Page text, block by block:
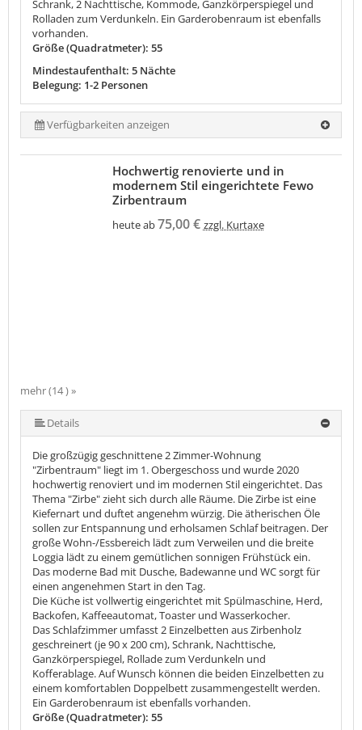
Schrank, 2 Nachttische, Kommode, Ganzkörperspiegel und
Rolladen zum Verdunkeln. Ein Garderobenraum ist ebenfalls
vorhanden.
Größe (Quadratmeter): 55
Mindestaufenthalt: 5 Nächte
Belegung: 1-2 Personen
Verfügbarkeiten anzeigen
mehr (14 ) »
mehr (14 ) »
mehr (14 ) »
mehr (14 ) »
mehr (14 ) »
mehr (14 ) »
mehr (14 ) »
mehr (14 ) »
mehr (14 ) »
mehr (14 ) »
mehr (14 ) »
Hochwertig renovierte und in
modernem Stil eingerichtete Fewo
Zirbentraum
heute ab75,00 € zzgl. Kurtaxe
Details
Die großzügig geschnittene 2 Zimmer-Wohnung
"Zirbentraum" liegt im 1. Obergeschoss und wurde 2020
hochwertig renoviert und im modernen Stil eingerichtet. Das
Thema "Zirbe" zieht sich durch alle Räume. Die Zirbe ist eine
Kiefernart und duftet angenehm würzig. Die ätherischen Öle
sollen zur Entspannung und erholsamen Schlaf beitragen. Der
große Wohn-/Essbereich lädt zum Verweilen und die breite
Loggia lädt zu einem gemütlichen sonnigen Frühstück ein.
Das moderne Bad mit Dusche, Badewanne und WC sorgt für
einen angenehmen Start in den Tag.
Die Küche ist vollwertig eingerichtet mit Spülmaschine, Herd,
Backofen, Kaffeeautomat, Toaster und Wasserkocher.
Das Schlafzimmer umfasst 2 Einzelbetten aus Zirbenholz
geschreinert (je 90 x 200 cm), Schrank, Nachttische,
Ganzkörperspiegel, Rollade zum Verdunkeln und
Kofferablage. Auf Wunsch können die beiden Einzelbetten zu
einem komfortablen Doppelbett zusammengestellt werden.
Ein Garderobenraum ist ebenfalls vorhanden.
Größe (Quadratmeter): 55